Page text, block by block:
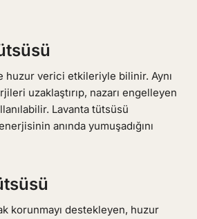
huzur verici etkileriyle bilinir. Aynı
uzaklaştırıp, nazarı engelleyen
Lavanta tütsüsü
anında yumuşadığını
korunmayı destekleyen, huzur